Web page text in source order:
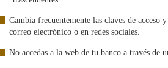
Cambia frecuentemente las claves de acceso
correo electrónico o en redes sociales.
No accedas a la web de tu banco a través de